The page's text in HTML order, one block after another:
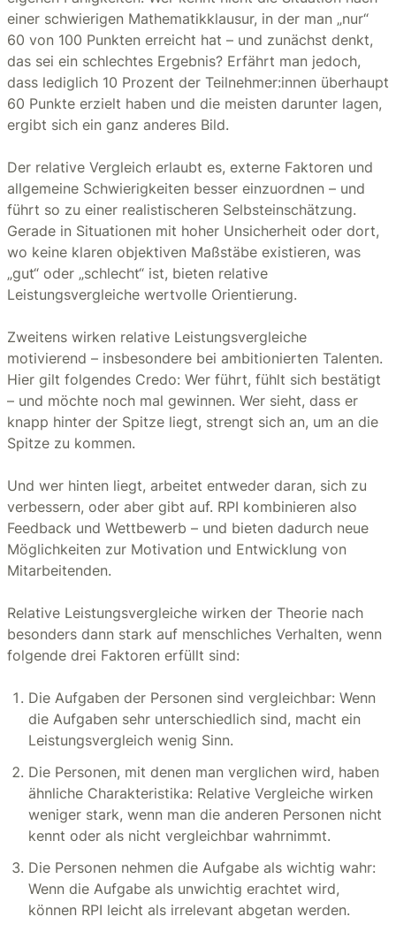
einer schwierigen Mathematikklausur, in der man „nur“
60 von 100 Punkten erreicht hat – und zunächst denkt,
das sei ein schlechtes Ergebnis? Erfährt man jedoch,
dass lediglich 10 Prozent der Teilnehmer:innen überhaupt
60 Punkte erzielt haben und die meisten darunter lagen,
ergibt sich ein ganz anderes Bild.
Der relative Vergleich erlaubt es, externe Faktoren und
allgemeine Schwierigkeiten besser einzuordnen – und
führt so zu einer realistischeren Selbsteinschätzung.
Gerade in Situationen mit hoher Unsicherheit oder dort,
wo keine klaren objektiven Maßstäbe existieren, was
„gut“ oder „schlecht“ ist, bieten relative
Leistungsvergleiche wertvolle Orientierung.
Zweitens wirken relative Leistungsvergleiche
motivierend – insbesondere bei ambitionierten Talenten.
Hier gilt folgendes Credo: Wer führt, fühlt sich bestätigt
– und möchte noch mal gewinnen. Wer sieht, dass er
knapp hinter der Spitze liegt, strengt sich an, um an die
Spitze zu kommen.
Und wer hinten liegt, arbeitet entweder daran, sich zu
verbessern, oder aber gibt auf. RPI kombinieren also
Feedback und Wettbewerb – und bieten dadurch neue
Möglichkeiten zur Motivation und Entwicklung von
Mitarbeitenden.
Relative Leistungsvergleiche wirken der Theorie nach
besonders dann stark auf menschliches Verhalten, wenn
folgende drei Faktoren erfüllt sind:
Die Aufgaben der Personen sind vergleichbar: Wenn
die Aufgaben sehr unterschiedlich sind, macht ein
Leistungsvergleich wenig Sinn.
Die Personen, mit denen man verglichen wird, haben
ähnliche Charakteristika: Relative Vergleiche wirken
weniger stark, wenn man die anderen Personen nicht
kennt oder als nicht vergleichbar wahrnimmt.
Die Personen nehmen die Aufgabe als wichtig wahr:
Wenn die Aufgabe als unwichtig erachtet wird,
können RPI leicht als irrelevant abgetan werden.